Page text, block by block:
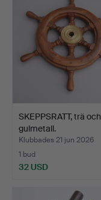
SKEPPSRATT, trä och
gulmetall.
Klubbades 21 jun 2026
1 bud
32 USD